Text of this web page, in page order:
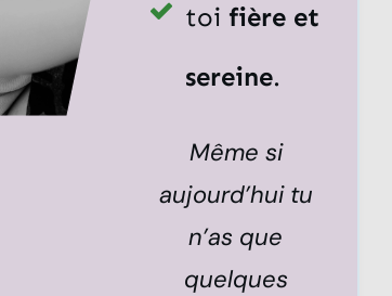
toi fière et
sereine.
Même si
aujourd’hui tu
n’as que
quelques